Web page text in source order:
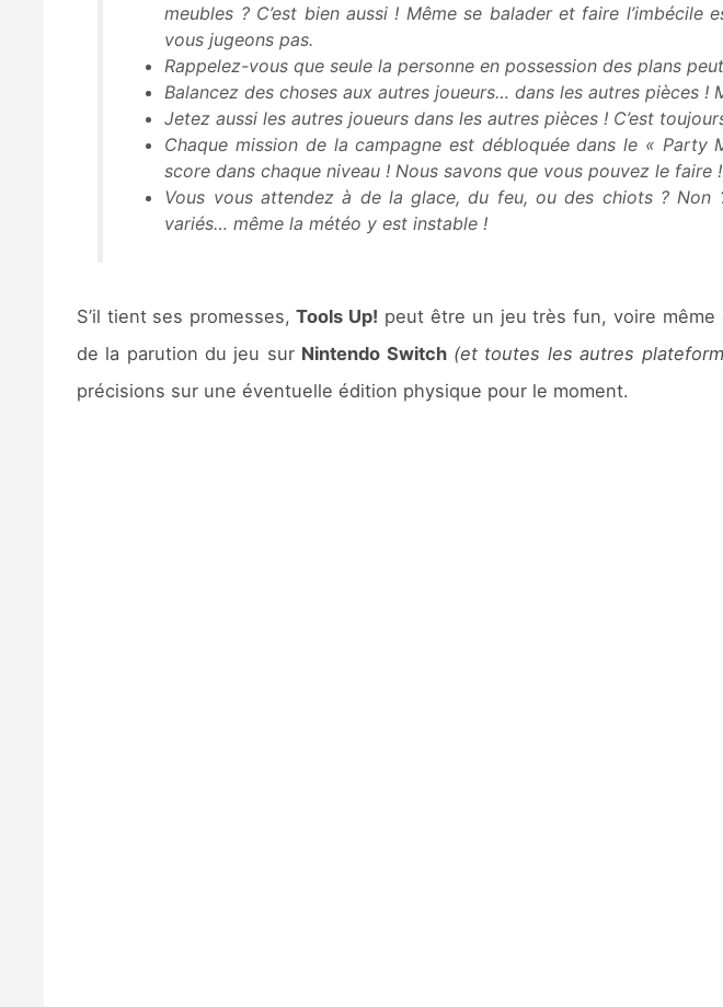
meubles ? C’est bien aussi ! Même se balader et faire
vous jugeons pas.
Rappelez-vous que seule la personne en possession des plans
Balancez des choses aux autres joueurs… dans les autres pièces !
Jetez aussi les autres joueurs dans les autres pièces ! C’est
Chaque mission de la campagne est débloquée dans le «
score dans chaque niveau ! Nous savons que vous pouvez le faire !
Vous vous attendez à de la glace, du feu, ou des chiots ?
variés… même la météo y est instable !
S’il tient ses promesses, Tools Up! peut être un jeu très fun, voire
de la parution du jeu sur Nintendo Switch (et toutes les autres
précisions sur une éventuelle édition physique pour le moment.